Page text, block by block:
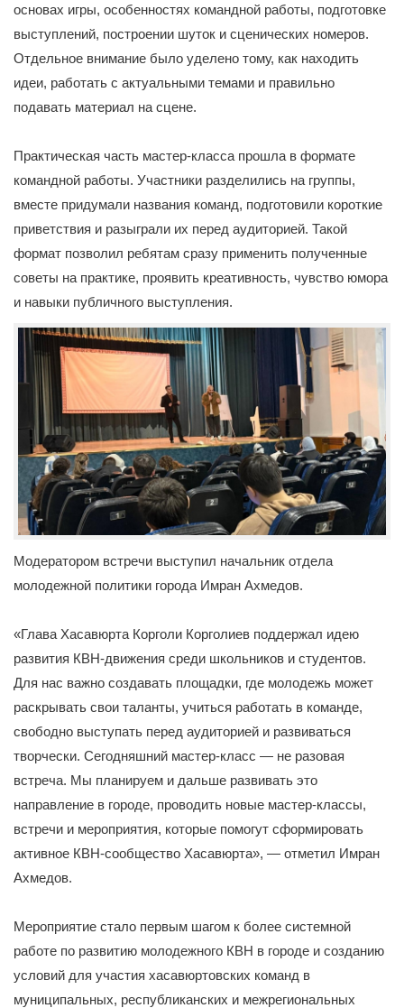
основах игры, особенностях командной работы, подготовке
выступлений, построении шуток и сценических номеров.
Отдельное внимание было уделено тому, как находить
идеи, работать с актуальными темами и правильно
подавать материал на сцене.
Практическая часть мастер-класса прошла в формате
командной работы. Участники разделились на группы,
вместе придумали названия команд, подготовили короткие
приветствия и разыграли их перед аудиторией. Такой
формат позволил ребятам сразу применить полученные
советы на практике, проявить креативность, чувство юмора
и навыки публичного выступления.
Модератором встречи выступил начальник отдела
молодежной политики города Имран Ахмедов.
«Глава Хасавюрта Корголи Корголиев поддержал идею
развития КВН-движения среди школьников и студентов.
Для нас важно создавать площадки, где молодежь может
раскрывать свои таланты, учиться работать в команде,
свободно выступать перед аудиторией и развиваться
творчески. Сегодняшний мастер-класс — не разовая
встреча. Мы планируем и дальше развивать это
направление в городе, проводить новые мастер-классы,
встречи и мероприятия, которые помогут сформировать
активное КВН-сообщество Хасавюрта», — отметил Имран
Ахмедов.
Мероприятие стало первым шагом к более системной
работе по развитию молодежного КВН в городе и созданию
условий для участия хасавюртовских команд в
муниципальных, республиканских и межрегиональных